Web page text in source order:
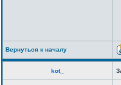
Вернуться к началу
kot_